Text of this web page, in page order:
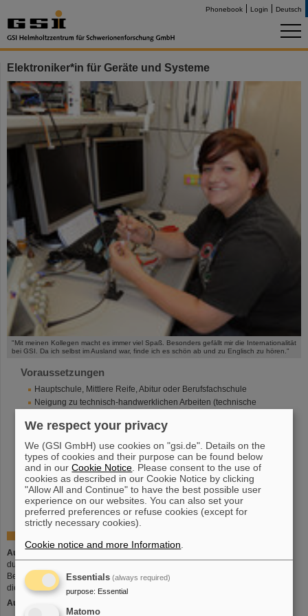
Phonebook Login Deutsch
Elektroniker*in für Geräte und Systeme
"Mit meinen Kollegen macht es immer viel Spaß. Besonders gefällt mir die Internationalität
bei GSI. Da ich selbst im Ausland war, finde ich es schön ab und zu Englisch zu hören."
Voraussetzungen
Hauptschule, Mittlere Reife, Abitur oder Berufsfachschule
Neigung zu technisch-handwerklichen Arbeiten (technische
Fähigkeit zu feinmotorischen Arbeiten
Fähigkeit, auch langfristig konzentriert zu Arbeiten
Sicherheit bei der Ausführung von umfangreichen Aufgaben
Interesse und Spaß an Physik und Mathematik
Interesse am Umgang mit technischen Geräten
Neigung zum sauberen und sorgfältigen Planen und Arbeiten
Neigung zum eigenständigen Arbeiten und Arbeiten im Team
Ausbildungszeit:
durch Abschluß der Berufsfachschule oder Abitur möglich.
Bei guten Leistungen in Schule und Betrieb kann
die Ausbildung auf 3 Jahre verkürzt werden.
Ausbildungsort:
We respect your privacy
We (GSI GmbH) use cookies on "gsi.de". Details on the
types of cookies and their purpose can be found below
and in ourCookie Notice . Please consent to the use of
cookies as described in our Cookie Notice by clicking
"Allow All and Continue" to have the best possible user
experience on our websites. You can also set your
preferred preferences or refuse cookies (except for
strictly necessary cookies).
Cookie notice and more Information
Essentials (always required)
purpose: Essential
Matomo